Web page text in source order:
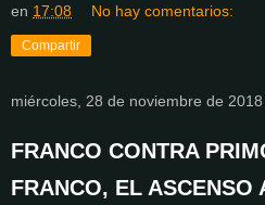
en 17:08 No hay comentarios:
Compartir
miércoles, 28 de noviembre de 2018
FRANCO CONTRA
FRANCO, EL ASCENSO